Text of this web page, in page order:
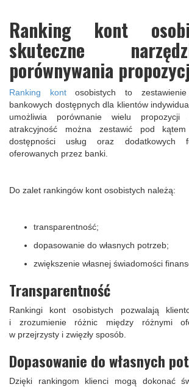
Ranking kont
skuteczne
porównywania
Ranking kontosobistych to
bankowych dostępnych dla klientów
umożliwia porównanie wielu propozycji
atrakcyjność można zestawić pod kątem
dostępności usług oraz dodatkowych
oferowanych przez banki.
Do zalet rankingów kont osobistych należą:
transparentność;
dopasowanie do własnych potrzeb;
zwiększenie własnej świadomości
Transparentność
Rankingi kont osobistych pozwalają
i zrozumienie różnic między różnymi
w przejrzysty i zwięzły sposób.
Dopasowanie do własnych
Dzięki rankingom klienci mogą dokonać